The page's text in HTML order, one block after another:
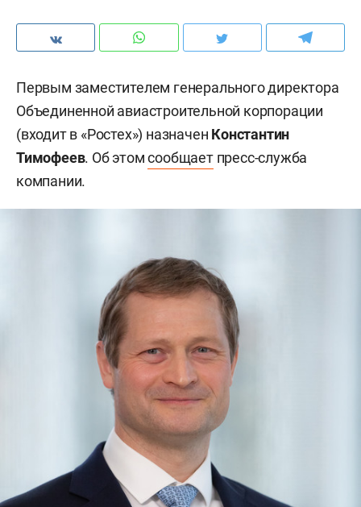
Первым заместителем генерального директора
Объединенной авиастроительной корпорации
(входит в «Ростех») назначен Константин
Тимофеев. Об этомсообщаетпресс-служба
компании.